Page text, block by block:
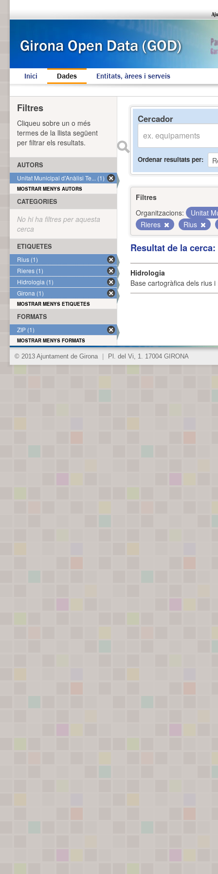
Inici Dades Entitats, àrees i serveis
Cercador
Ordenar resultats per
Filtres
Organitzacions:
Unitat
Rieres
Rius
Resultat de la
Hidrologia
Base cartogràfica dels rius
Filtres
Cliqueu sobre un o més
termes de la llista següent
per filtrar els resultats.
AUTORS
Unitat Municipal d'Anàlisi Te... (1)
MOSTRAR MENYS AUTORS
CATEGORIES
No hi ha filtres per aquesta
cerca
ETIQUETES
Rius (1)
Rieres (1)
Hidrologia (1)
Girona (1)
MOSTRAR MENYS ETIQUETES
FORMATS
ZIP (1)
MOSTRAR MENYS FORMATS
© 2013 Ajuntament de Girona Pl. del Vi, 1. 17004 GIRONA